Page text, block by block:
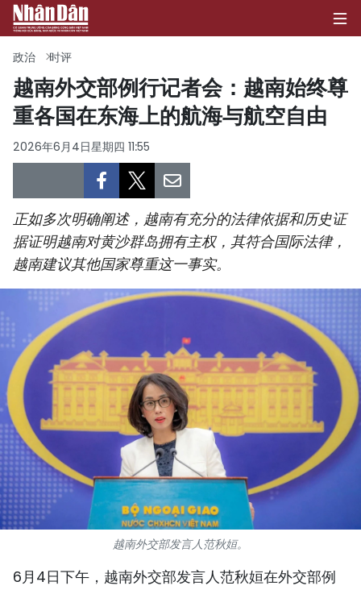
首页
政治
经济
社会
环保
文化
国际
旅游
友谊桥梁
史海
多功能媒体
图表新闻
政治 时评
越南外交部例行记者会：越南始终尊
重各国在东海上的航海与航空自由
2026年6月4日星期四 11:55
正如多次明确阐述，越南有充分的法律依据和历史证
据证明越南对黄沙群岛拥有主权，其符合国际法律，
越南建议其他国家尊重这一事实。
越南外交部发言人范秋姮。
6月4日下午，越南外交部发言人范秋姮在外交部例